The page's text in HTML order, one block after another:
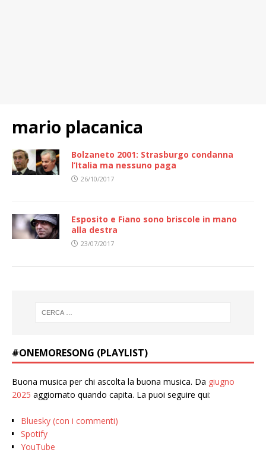
mario placanica
Bolzaneto 2001: Strasburgo condanna
l’Italia ma nessuno paga
26/10/2017
Esposito e Fiano sono briscole in mano
alla destra
23/07/2017
#ONEMORESONG (PLAYLIST)
Buona musica per chi ascolta la buona musica. Da giugno
2025 aggiornato quando capita. La puoi seguire qui:
Bluesky (con i commenti)
Spotify
YouTube